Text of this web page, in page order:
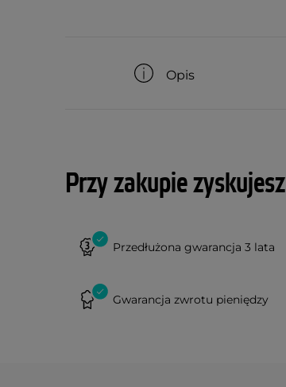
Opis
Przy zakupie zyskujesz
Przedłużona gwarancja 3 lata
Gwarancja zwrotu pieniędzy